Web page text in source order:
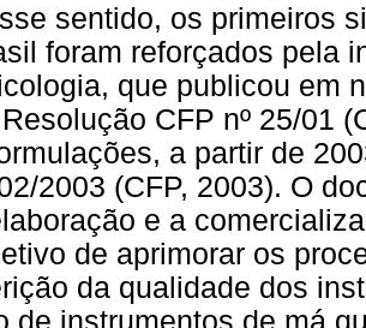
sentido, os primeiros
foram reforçados pela
que publicou em
CFP nº 25/01
a partir de
2003 (CFP, 2003). O
e a
de aprimorar os
da qualidade dos
de instrumentos de má